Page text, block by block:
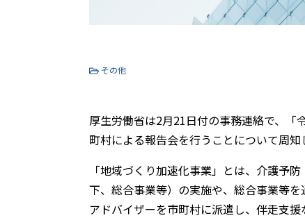
その他
厚生労働省は2月21日付の事務連絡で、
町村による報告会を行うことについて周知
「地域づくり加速化事業」とは、介護予
下、総合事業等）の実施や、総合事業等
アドバイザーを市町村に派遣し、伴走支援